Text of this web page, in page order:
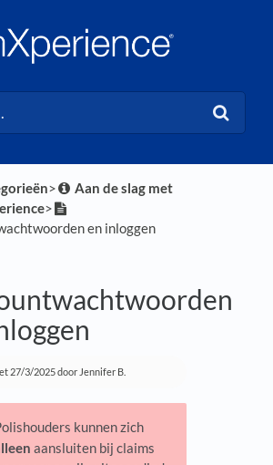
​>​
​Aan de slag met
​>​
en inloggen
27/3/2025door Jennifer B.
kunnen zich
aansluiten bij claims